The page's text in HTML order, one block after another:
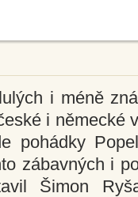
i méně
i německé
pohádky
zábavných i
Šimon